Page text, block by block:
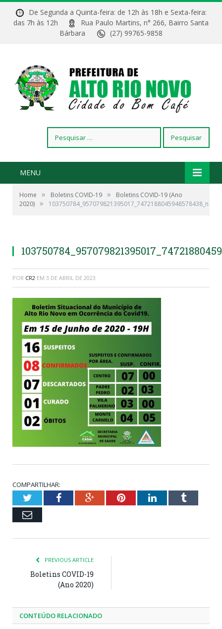
De Segunda a Quinta-feira: de 12h às 18h e Sexta-feira:
das 7h às 12h
Rua Paulo Martins, n° 266, Bairro Santa
Bárbara
(27) 99765-9858
por:
MENU
Home » Boletins COVID-19 »
Boletins COVID-19 (Ano
2020) » 103750784_957079821395017_7472188045948578438_n
POR CR2 EM 3 DE ABRIL DE 2023
COMPARTILHAR:
TwitterFacebookGoogle+PinterestLinkedInTumblr
Email
PREVIOUS ARTICLE
Boletins COVID-19
(Ano 2020)
CONTEÚDO RELACIONADO